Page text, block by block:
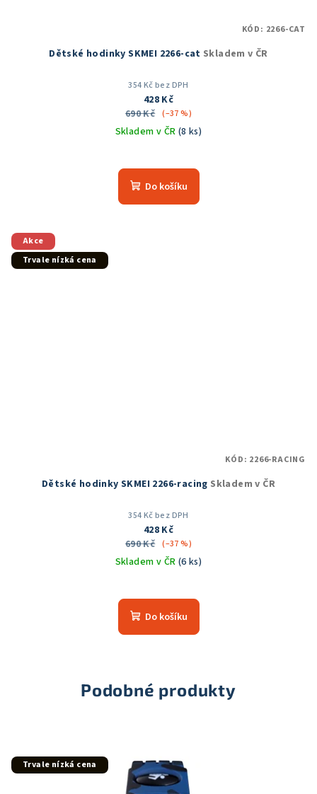
Dětské hodinky SKMEI 2266-cat Skladem v ČR
354 Kč bez DPH
428 Kč
690 Kč (–37 %)
Skladem v ČR (8 ks)
Do košíku
KÓD: 2266-CAT
Akce
Trvale nízká cena
Dětské hodinky SKMEI 2266-racing Skladem v ČR
354 Kč bez DPH
428 Kč
690 Kč (–37 %)
Skladem v ČR (6 ks)
Do košíku
KÓD: 2266-RACING
Podobné produkty
Trvale nízká cena